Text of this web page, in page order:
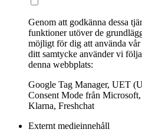
Genom att godkänna dessa
funktioner utöver de
möjligt för dig att använda
ditt samtycke använder vi
denna webbplats:
Google Tag Manager, UET
Consent Mode från
Klarna, Freshchat
Externt medieinnehåll